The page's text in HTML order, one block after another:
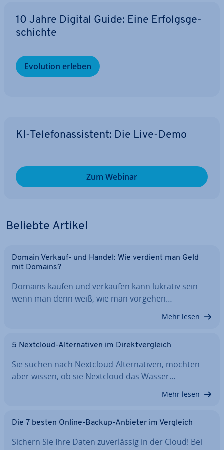
10 Jahre Digital Guide: Eine Er­folgs­ge­
schich­te
Evolution erleben
KI-Te­le­fon­as­sis­tent: Die Live-Demo
Zum Webinar
Beliebte Artikel
Domain Verkauf- und Handel: Wie verdient man Geld
mit Domains?
Domains kaufen und verkaufen kann lukrativ sein –
wenn man denn weiß, wie man vorgehen…
Mehr lesen
5 Nextcloud-Al­ter­na­ti­ven im Di­rekt­ver­gleich
Sie suchen nach Nextcloud-Al­ter­na­ti­ven, möchten
aber wissen, ob sie Nextcloud das Wasser…
Mehr lesen
Die 7 besten Online-Backup-Anbieter im Vergleich
Sichern Sie Ihre Daten zu­ver­läs­sig in der Cloud! Bei